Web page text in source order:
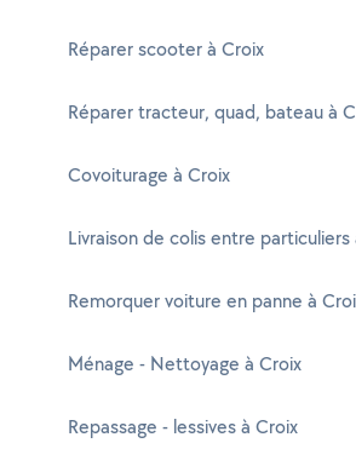
Réparer scooter à Croix
Réparer tracteur, quad, bateau à
Covoiturage à Croix
Livraison de colis entre particuliers
Remorquer voiture en panne à
Ménage - Nettoyage à Croix
Repassage - lessives à Croix